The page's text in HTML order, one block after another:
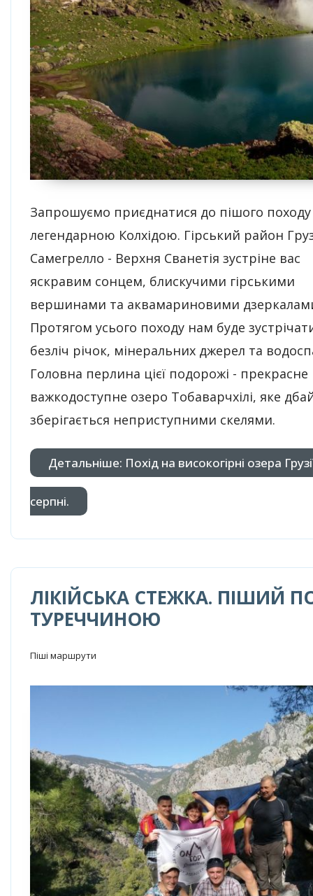
Запрошуємо приєднатися до пішого походу
легендарною Колхідою. Гірський район
Самегрелло - Верхня Сванетія зустріне вас
яскравим сонцем, блискучими гірськими
вершинами та аквамариновими
Протягом усього походу нам буде
безліч річок, мінеральних джерел та
Головна перлина цієї подорожі - прекрасне
важкодоступне озеро Тобаварчхілі, яке
зберігається неприступними скелями.
Детальніше: Похід на високогірні озера
серпні.
ЛІКІЙСЬКА СТЕЖКА. ПІШИЙ
ТУРЕЧЧИНОЮ
Піші маршрути